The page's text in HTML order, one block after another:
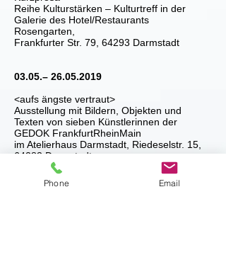
Reihe Kulturstärken – Kulturtreff in der
Galerie des Hotel/Restaurants
Rosengarten,
Frankfurter Str. 79, 64293 Darmstadt
03.05.– 26.05.2019
<aufs ängste vertraut>
Ausstellung mit Bildern, Objekten und
Texten von sieben Künstlerinnen der
GEDOK FrankfurtRheinMain
im Atelierhaus Darmstadt, Riedeselstr. 15,
64283 Darmstadt
Vernissage am 3. Mai 2019, 18.30 Uhr
Öffnungszeiten: Freitag – Sonntag jeweils
16 – 19 Uhr
Phone Email